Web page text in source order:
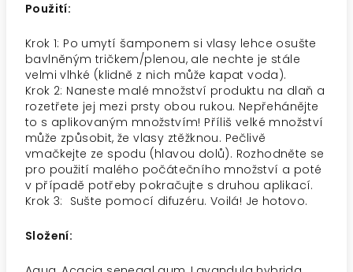
Použití:
Krok 1: Po umytí šamponem si vlasy lehce osušte
bavlněným tričkem/plenou, ale nechte je stále
velmi vlhké (klidně z nich může kapat voda).
Krok 2: Naneste malé množství produktu na dlaň a
rozetřete jej mezi prsty obou rukou. Nepřehánějte
to s aplikovaným množstvím! Příliš velké množství
může způsobit, že vlasy ztěžknou. Pečlivě
vmačkejte ze spodu (hlavou dolů). Rozhodněte se
pro použití malého počátečního množství a poté
v případě potřeby pokračujte s druhou aplikací.
Krok 3: Sušte pomocí difuzéru. Voilá! Je hotovo.
Složení: